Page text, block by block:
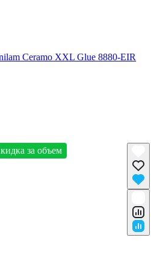
Ceramo XXL Glue 8880-EIR
за объем